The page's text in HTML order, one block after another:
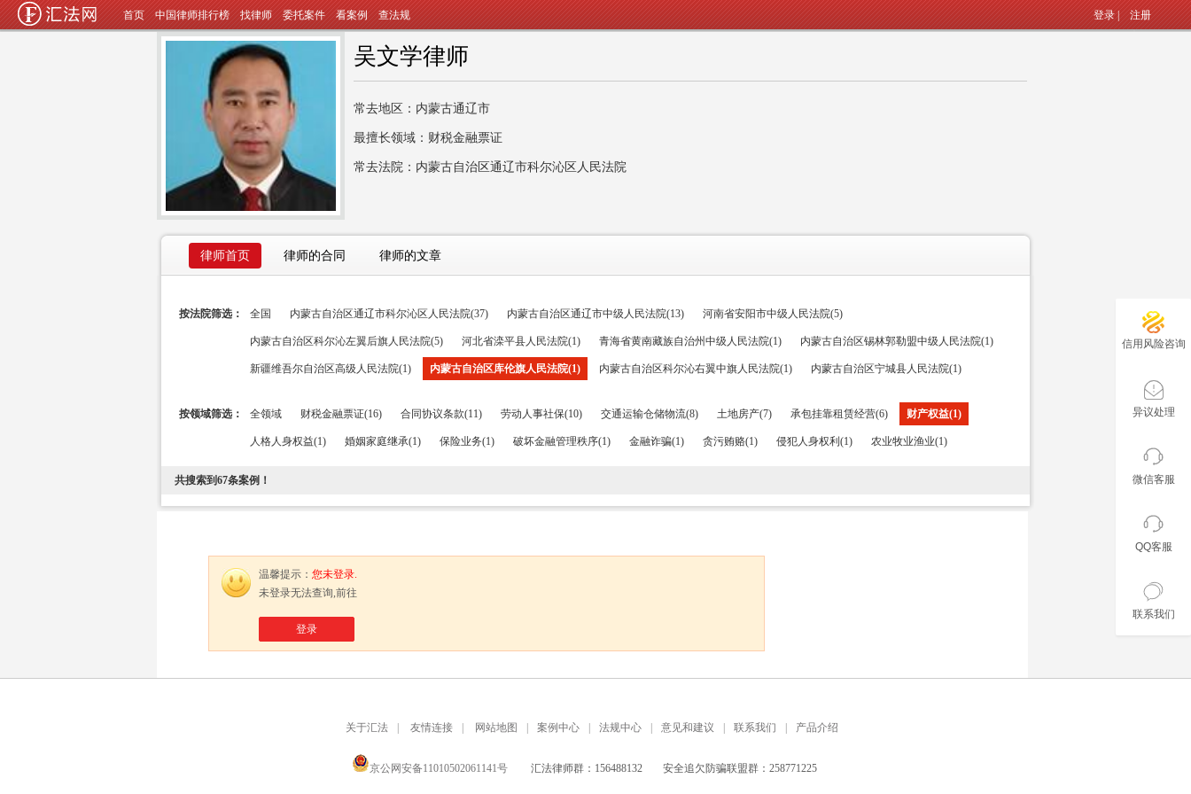
首页 中国律师排行榜 找律师 委托案件 看案例 查法规 登录| 注册
吴文学律师
常去地区：内蒙古通辽市
最擅长领域：财税金融票证
常去法院：内蒙古自治区通辽市科尔沁区人民法院
律师首页 律师的合同 律师的文章
按法院筛选： 全国 内蒙古自治区通辽市科尔沁区人民法院(37) 内蒙古自治区通辽市中级人民法院(13) 河南省安阳市中级人民法院(5)
内蒙古自治区科尔沁左翼后旗人民法院(5) 河北省滦平县人民法院(1) 青海省黄南藏族自治州中级人民法院(1) 内蒙古自治区锡林郭勒盟中级人民法院(1)
新疆维吾尔自治区高级人民法院(1) 内蒙古自治区库伦旗人民法院(1) 内蒙古自治区科尔沁右翼中旗人民法院(1) 内蒙古自治区宁城县人民法院(1)
按领域筛选： 全领域 财税金融票证(16) 合同协议条款(11) 劳动人事社保(10) 交通运输仓储物流(8) 土地房产(7) 承包挂靠租赁经营(6) 财产权益(1)
人格人身权益(1) 婚姻家庭继承(1) 保险业务(1) 破坏金融管理秩序(1) 金融诈骗(1) 贪污贿赂(1) 侵犯人身权利(1) 农业牧业渔业(1)
共搜索到67条案例！
温馨提示： 您未登录.
未登录无法查询,前往
登录
信用风险咨询
异议处理
微信客服
QQ客服
联系我们
关于汇法 友情连接 网站地图 案例中心 法规中心 意见和建议 联系我们 产品介绍
京公网安备11010502061141号 汇法律师群：156488132 安全追欠防骗联盟群：258771225